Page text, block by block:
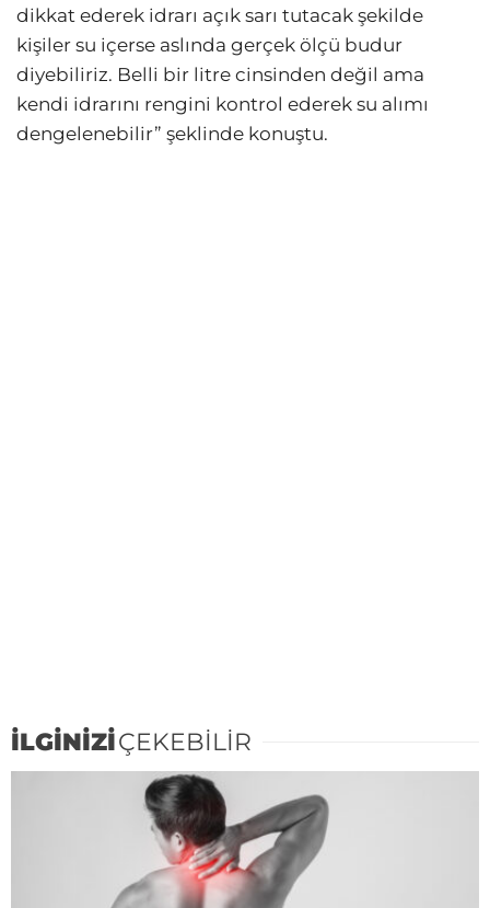
dikkat ederek idrarı açık sarı tutacak şekilde
kişiler su içerse aslında gerçek ölçü budur
diyebiliriz. Belli bir litre cinsinden değil ama
kendi idrarını rengini kontrol ederek su alımı
dengelenebilir” şeklinde konuştu.
İLGİNİZİÇEKEBİLİR